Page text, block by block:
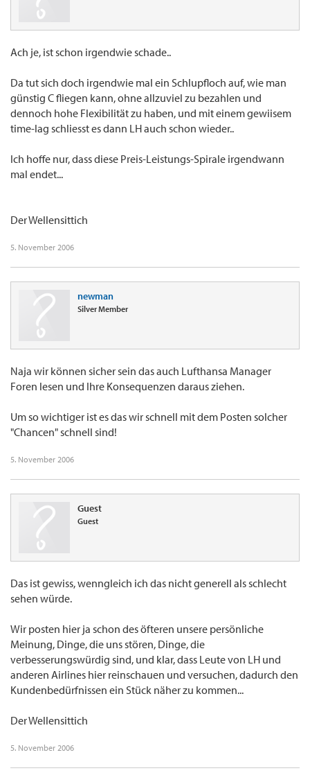
Ach je, ist schon irgendwie schade..
Da tut sich doch irgendwie mal ein Schlupfloch auf, wie man
günstig C fliegen kann, ohne allzuviel zu bezahlen und
dennoch hohe Flexibilität zu haben, und mit einem gewiisem
time-lag schliesst es dann LH auch schon wieder..
Ich hoffe nur, dass diese Preis-Leistungs-Spirale irgendwann
mal endet...
Der Wellensittich
5. November 2006
newman
Silver Member
Naja wir können sicher sein das auch Lufthansa Manager
Foren lesen und Ihre Konsequenzen daraus ziehen.
Um so wichtiger ist es das wir schnell mit dem Posten solcher
"Chancen" schnell sind!
5. November 2006
Guest
Guest
Das ist gewiss, wenngleich ich das nicht generell als schlecht
sehen würde.
Wir posten hier ja schon des öfteren unsere persönliche
Meinung, Dinge, die uns stören, Dinge, die
verbesserungswürdig sind, und klar, dass Leute von LH und
anderen Airlines hier reinschauen und versuchen, dadurch den
Kundenbedürfnissen ein Stück näher zu kommen...
Der Wellensittich
5. November 2006